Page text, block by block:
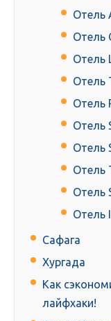
Отель
Отель
Отель
Отель
Отель
Отель
Отель
Отель
Отель
Отель
Сафага
Хургада
Как
лайфхаки!